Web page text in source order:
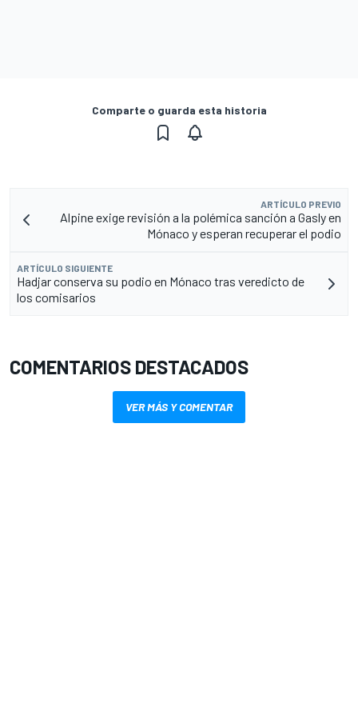
Comparte o guarda esta historia
ARTÍCULO PREVIO
Alpine exige revisión a la polémica sanción a Gasly en
Mónaco y esperan recuperar el podio
ARTÍCULO SIGUIENTE
Hadjar conserva su podio en Mónaco tras veredicto de
los comisarios
COMENTARIOS DESTACADOS
VER MÁS Y COMENTAR